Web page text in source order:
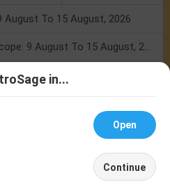
August To 15 August, 2026
Zodiac Wise Prediction
Shravan Somvar Vrat 2026: Dates, Significance & Rituals In August
in...
Open
Continue
Astrologer
Account